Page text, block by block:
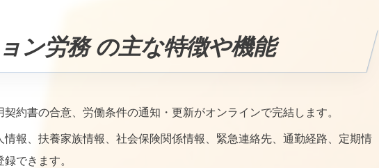
ン労務 の主な特徴や機能
契約書の合意、労働条件の通知・更新がオンラインで完結します。
情報、扶養家族情報、社会保険関係情報、緊急連絡先、通勤経路、定期情
できます。